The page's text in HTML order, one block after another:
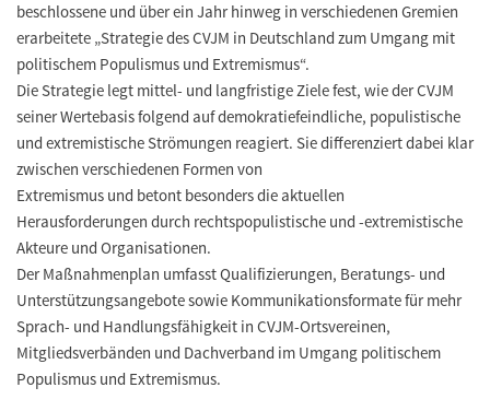
beschlossene und über ein Jahr hinweg in verschiedenen Gremien
erarbeitete „Strategie des CVJM in Deutschland zum Umgang mit
politischem Populismus und Extremismus“.
Die Strategie legt mittel- und langfristige Ziele fest, wie der CVJM
seiner Wertebasis folgend auf demokratiefeindliche, populistische
und extremistische Strömungen reagiert. Sie differenziert dabei klar
zwischen verschiedenen Formen von
Extremismus und betont besonders die aktuellen
Herausforderungen durch rechtspopulistische und -extremistische
Akteure und Organisationen.
Der Maßnahmenplan umfasst Qualifizierungen, Beratungs- und
Unterstützungsangebote sowie Kommunikationsformate für mehr
Sprach- und Handlungsfähigkeit in CVJM-Ortsvereinen,
Mitgliedsverbänden und Dachverband im Umgang politischem
Populismus und Extremismus.